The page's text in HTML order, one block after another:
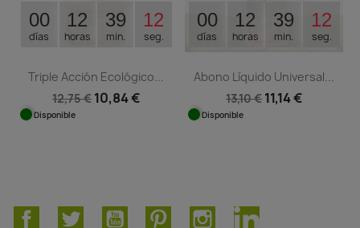
00
días
12
horas
39
min.
12
seg.
Triple Acción Ecológico...
12,75 € 10,84 €
Disponible
00
días
12
horas
39
min.
12
seg.
Abono Líquido Universal...
13,10 € 11,14 €
Disponible
FacebookTwitter YouTube PinterestInstagramLinkedIn